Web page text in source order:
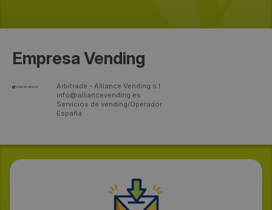
Empresa Vending
Arbitrade - Alliance Vending s.l
info@alliancevending.es
Servicios de vending/Operador
España